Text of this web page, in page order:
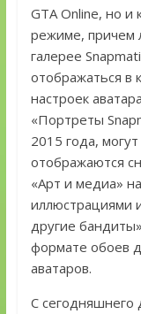
GTA Online, но и
режиме,
галерее
отображаться в
настроек
«Портреты
2015 года,
отображаются
«Арт и медиа»
иллюстрациями
другие
формате обоев
аватаров.
С